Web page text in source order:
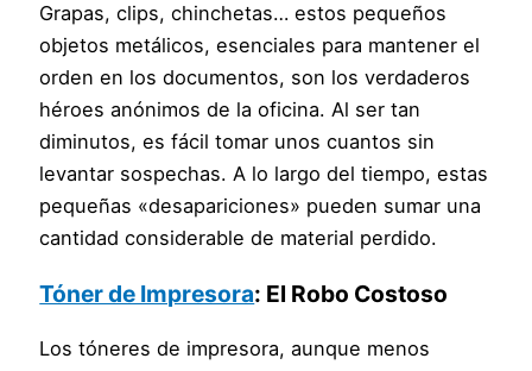
Grapas, clips, chinchetas… estos pequeños
objetos metálicos, esenciales para mantener el
orden en los documentos, son los verdaderos
héroes anónimos de la oficina. Al ser tan
diminutos, es fácil tomar unos cuantos sin
levantar sospechas. A lo largo del tiempo, estas
pequeñas «desapariciones» pueden sumar una
cantidad considerable de material perdido.
Tóner de Impresora: El Robo Costoso
Los tóneres de impresora, aunque menos